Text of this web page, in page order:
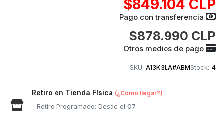
$849.104 CLP
Pago con transferencia
$878.990 CLP
Otros medios de pago
SKU: A13K3LA#ABMStock: 4
Retiro en Tienda Física (¿Cómo llegar?)
- Retiro Programado: Desde el07